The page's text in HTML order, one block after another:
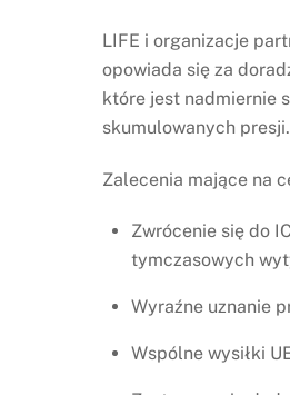
LIFE i organizacje
opowiada się za
które jest nadmiernie
skumulowanych presji.
Zalecenia mające na
Zwrócenie się do
tymczasowych
Wyraźne uznanie
Wspólne wysiłki